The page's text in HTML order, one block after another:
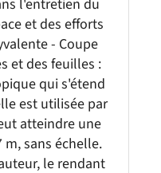
l'entretien du
et des efforts
- Coupe
et des feuilles :
qui s'étend
est utilisée par
atteindre une
sans échelle.
le rendant